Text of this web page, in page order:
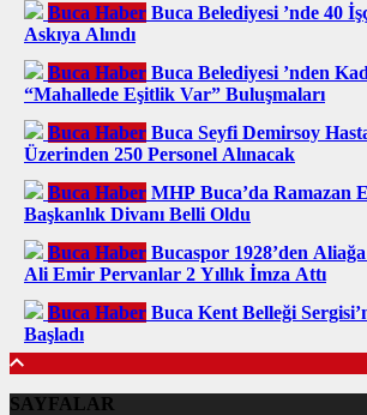
Buca Haber Buca Belediyesi ’nde 40
Askıya Alındı
Buca Haber Buca Belediyesi ’nden
“Mahallede Eşitlik Var” Buluşmaları
Buca Haber Buca Seyfi Demirsoy
Üzerinden 250 Personel Alınacak
Buca Haber MHP Buca’da Ramazan
Başkanlık Divanı Belli Oldu
Buca Haber Bucaspor 1928’den
Ali Emir Pervanlar 2 Yıllık İmza Attı
Buca Haber Buca Kent Belleği
Başladı
SAYFALAR